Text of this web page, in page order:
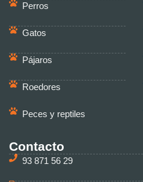
Perros
Gatos
Pájaros
Roedores
Peces y reptiles
Contacto
93 871 56 29